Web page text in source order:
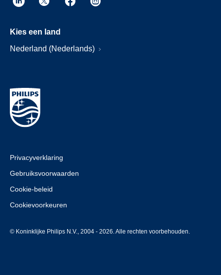
Kies een land
Nederland (Nederlands)
Privacyverklaring
Gebruiksvoorwaarden
Cookie-beleid
Cookievoorkeuren
© Koninklijke Philips N.V., 2004 - 2026. Alle rechten voorbehouden.